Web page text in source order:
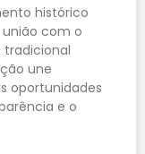
histórico
união com o
tradicional
une
oportunidades
e o